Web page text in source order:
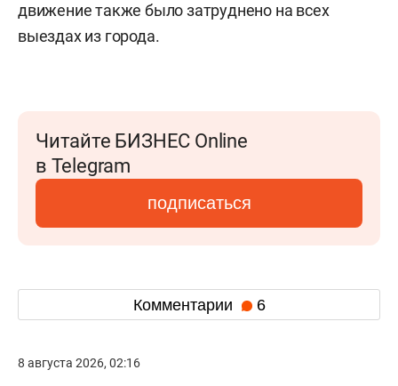
движение также было затруднено на всех
выездах из города.
Читайте БИЗНЕС Online
в Telegram
подписаться
Комментарии 6
8 августа 2026, 02:16